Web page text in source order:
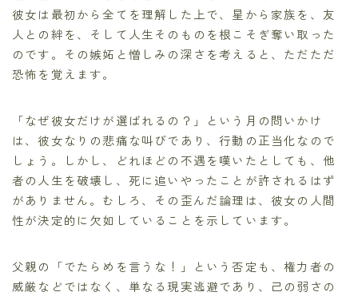
彼女は最初から全てを理解した上で、星から家族を、友
人との絆を、そして人生そのものを根こそぎ奪い取った
のです。その嫉妬と憎しみの深さを考えると、ただただ
恐怖を覚えます。
「なぜ彼女だけが選ばれるの？」という月の問いかけ
は、彼女なりの悲痛な叫びであり、行動の正当化なので
しょう。しかし、どれほどの不遇を嘆いたとしても、他
者の人生を破壊し、死に追いやったことが許されるはず
がありません。むしろ、その歪んだ論理は、彼女の人間
性が決定的に欠如していることを示しています。
父親の「でたらめを言うな！」という否定も、権力者の
威厳などではなく、単なる現実逃避であり、己の弱さの